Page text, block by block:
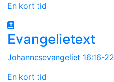
En kort tid
Evangelietext
Johannesevangeliet 16:16-22
En kort tid